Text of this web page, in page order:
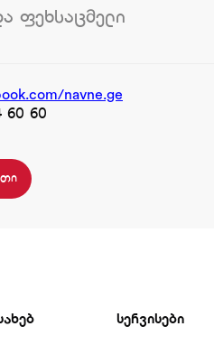
ფეხსაცმელი
navne.ge
60 60
სერვისები